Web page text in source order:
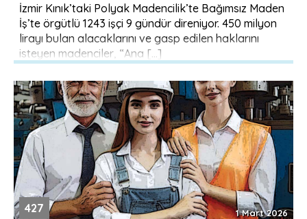
İzmir Kınık’taki Polyak Madencilik’te Bağımsız Maden
İş’te örgütlü 1243 işçi 9 gündür direniyor. 450 milyon
lirayı bulan alacaklarını ve gasp edilen haklarını
isteyen madenciler, “Ana […]
427 1 Mart 2026